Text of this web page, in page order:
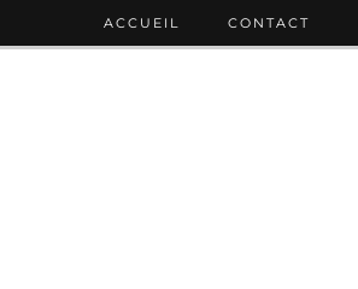
ACCUEIL CONTACT